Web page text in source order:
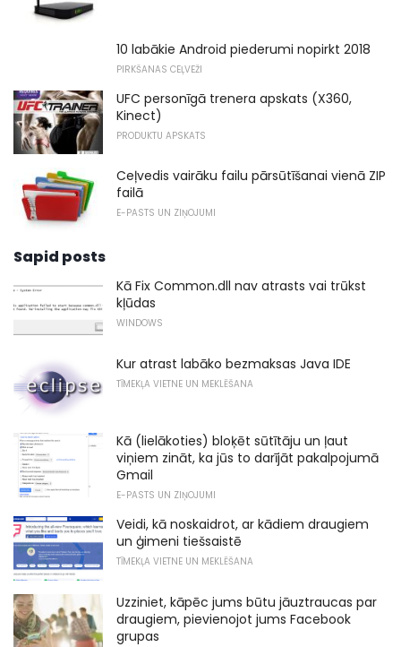
10 labākie Android piederumi nopirkt 2018
PIRKŠANAS CEĻVEŽI
UFC personīgā trenera apskats (X360,
Kinect)
PRODUKTU APSKATS
Ceļvedis vairāku failu pārsūtīšanai vienā ZIP
failā
E-PASTS UN ZIŅOJUMI
Sapid posts
Kā Fix Common.dll nav atrasts vai trūkst
kļūdas
WINDOWS
Kur atrast labāko bezmaksas Java IDE
TĪMEKĻA VIETNE UN MEKLĒŠANA
Kā (lielākoties) bloķēt sūtītāju un ļaut
viņiem zināt, ka jūs to darījāt pakalpojumā
Gmail
E-PASTS UN ZIŅOJUMI
Veidi, kā noskaidrot, ar kādiem draugiem
un ģimeni tiešsaistē
TĪMEKĻA VIETNE UN MEKLĒŠANA
Uzziniet, kāpēc jums būtu jāuztraucas par
draugiem, pievienojot jums Facebook
grupas